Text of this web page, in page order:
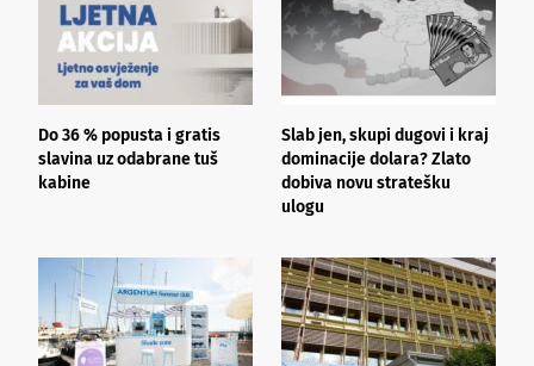
Do 36 % popusta i gratis
slavina uz odabrane tuš
kabine
Slab jen, skupi dugovi i kraj
dominacije dolara? Zlato
dobiva novu stratešku
ulogu